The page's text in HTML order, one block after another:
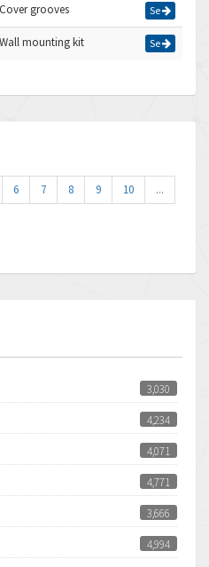
Cover grooves Se
Wall mounting kit Se
6 7 8 9 10
...
3,030
4,234
4,071
4,771
3,666
4,994